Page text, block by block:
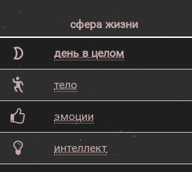
сфера жизни
день в целом
тело
эмоции
интеллект